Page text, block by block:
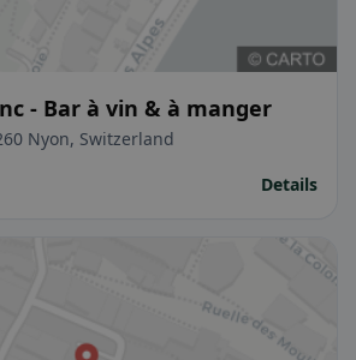
- Bar à vin & à manger
Nyon, Switzerland
Details